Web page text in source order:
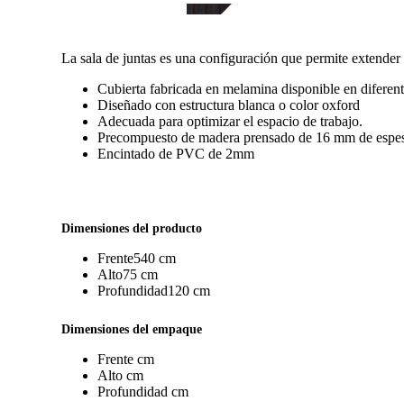
1395-MNBL Monarca blanco 0
1395-EPBL Encino polar blanco 0
1395-OXBL
1395-ZABL
La sala de juntas es una configuración que permite
Cubierta fabricada en melamina disponible en
Diseñado con estructura blanca o color oxford
Adecuada para optimizar el espacio de trabajo.
Precompuesto de madera prensado de 16 mm de
Encintado de PVC de 2mm
Dimensiones del producto
Frente540 cm
Alto75 cm
Profundidad120 cm
Dimensiones del empaque
Frente cm
Alto cm
Profundidad cm